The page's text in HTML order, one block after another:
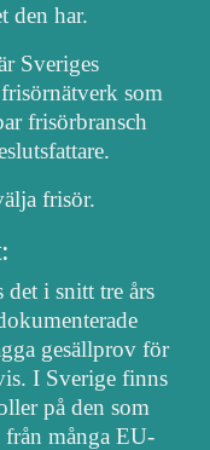
den har.
Sveriges
som
frisörbransch
frisör.
i snitt tre års
gesällprov för
I Sverige finns
på den som
många EU-